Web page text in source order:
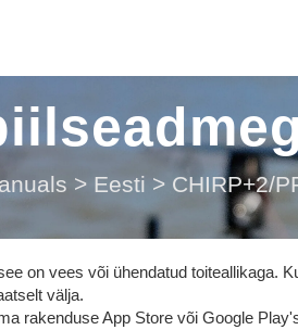
> Eesti > CHIRP+2/
on vees või ühendatud toiteallikaga.
välja.
rakenduse App Store või Google